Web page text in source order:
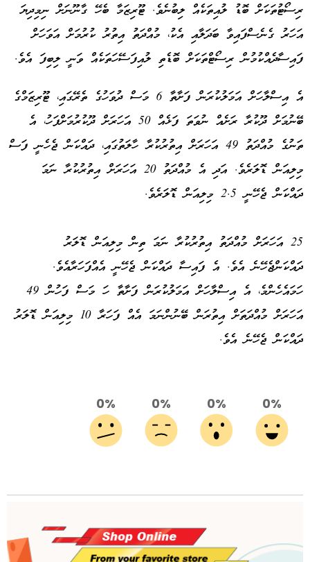
ރިސޯޓުތަކަށް ބޮޑު ލުއިތަކެއް ލިބުނެވެ. ޓޫރިޒަމާ ބެހޭ ގާނޫނަށް ނިމިދިޔަ
އަހަރު ގެނެސްފައިވާ ބަދަލާއި އެކު، މުއްދަތު އިތުރު ކުރުމަށް އަވަހަށް
ފައިސާދެއްކުމުން ރިސޯޓްތަކަށް ބޮޑެތި ލުއިފަސޭހަތަކެއް ވަނީ ލިބިފަ އެވެ.
އެ އިސްލާހަށް އަމަލުކުރަން ފަށާތާ 6 މަސް ދުވަހުގެ ތެރޭގައި، ޓޫރިޒަމްގެ
ބޭނުމަށް ދޫކުރާ ރަށެއް ނުވަތަ ފަޅެއް 50 އަހަރަށް ދޫކުރުމަށްފަހު، އެ
ތަނުގެ މުއްދަތު 49 އަހަރަށް އިތުރުކުރާ ހާލަތުގައި، ދައްކަން ޖެހެނީ ފަސް
މިލިއަން ޑޮލަރެވެ. އަދި އެ މުއްދަތު 20 އަހަރަށް އިތުރުކުރާ ނަމަ
ދައްކަން ޖެހޭނީ 2.5 މިލިއަން ޑޮލަރެވެ.
25 އަހަރަށް މުއްދަތު އިތުރުކުރާ ނަމަ ތިން މިލިއަން ޑޮލަރު
ދައްކަންޖެހޭނެ އެވެ. އެ ފައިސާ ދައްކަން ޖެހޭނީ އެއްފަހަރާއެވެ.
ހަމައެހެންމެ، އެ އިސްލާހަށް އަމަލުކުރަން ފަށާތާ ހަ މަސް ފަހުން 49
އަހަރަށް މުއްދަތަށް އިތުރަން ބޭނުންނަމަ އެއް ފަހަރާ 10 މިލިއަން ޑޮލަރު
ދައްކަން ޖެހޭނެ އެވެ.
0%
0%
0%
0%